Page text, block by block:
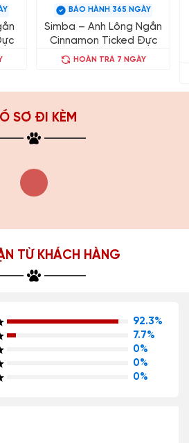
BẢO HÀNH 365 NGÀY
Simba – Anh Lông Ngắn
Cinnamon Ticked Đực
HOÀN TRẢ 7 NGÀY
SƠ ĐI KÈM
TỪ KHÁCH HÀNG
92.3%
7.7%
0%
0%
0%